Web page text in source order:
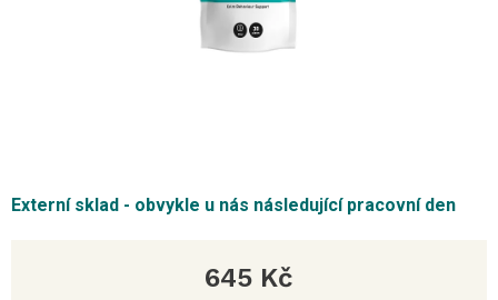
Externí sklad - obvykle u nás následující pracovní den
645 Kč